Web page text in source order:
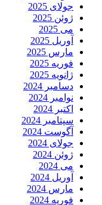
جولای 2025
ژوئن 2025
می 2025
آوریل 2025
مارس 2025
فوریه 2025
ژانویه 2025
دسامبر 2024
نوامبر 2024
اکتبر 2024
سپتامبر 2024
آگوست 2024
جولای 2024
ژوئن 2024
می 2024
آوریل 2024
مارس 2024
فوریه 2024